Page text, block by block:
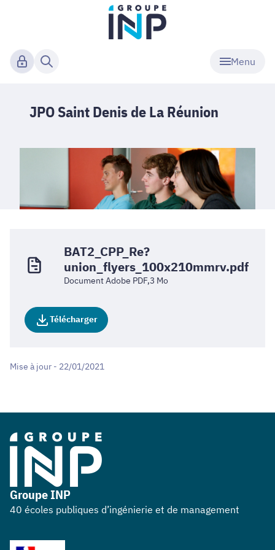
Menu
JPO Saint Denis de La Réunion
BAT2_CPP_Re?
union_flyers_100x210mmrv.pdf
Document Adobe PDF,3 Mo
Télécharger
Mise à jour - 22/01/2021
Groupe INP
40 écoles publiques d’ingénierie et de management